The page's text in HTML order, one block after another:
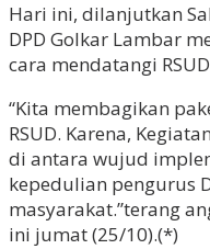
Hari ini, dilanjutkan
DPD Golkar Lambar
cara mendatangi
“Kita membagikan
RSUD. Karena,
di antara wujud
kepedulian pengurus
masyarakat.”terang
ini jumat (25/10).(*)